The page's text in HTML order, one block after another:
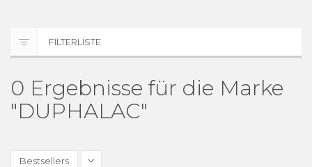
Unsere Leistungen
FILTERLISTE
0 Ergebnisse für die Marke
"DUPHALAC"
Bestsellers